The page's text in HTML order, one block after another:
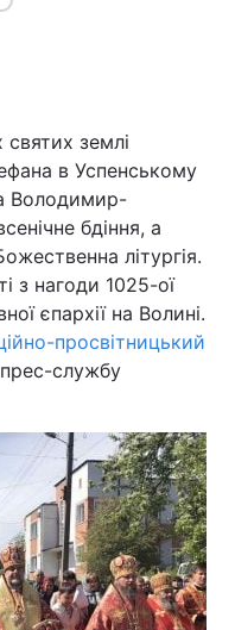
святих землі
в Успенському
Володимир-
бдіння, а
літургія.
з нагоди 1025-ої
єпархії на Волині.
просвітницький
службу